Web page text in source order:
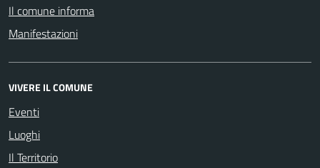
Il comune informa
Manifestazioni
VIVERE IL COMUNE
Eventi
Luoghi
Il Territorio